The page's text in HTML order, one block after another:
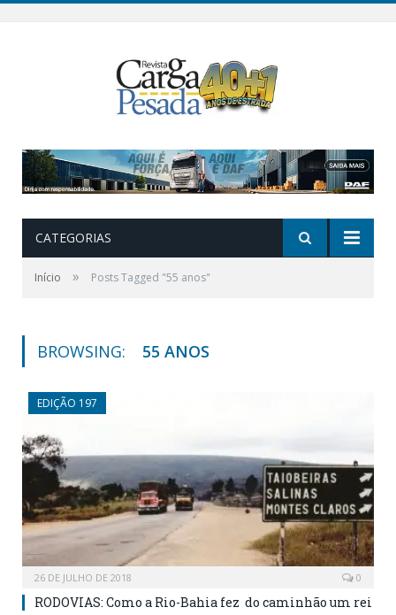
CATEGORIAS
Início » Posts Tagged "55 anos"
BROWSING: 55 ANOS
EDIÇÃO 197
26 DE JULHO DE 2018 0
RODOVIAS: Como a Rio-Bahia fez do caminhão um rei